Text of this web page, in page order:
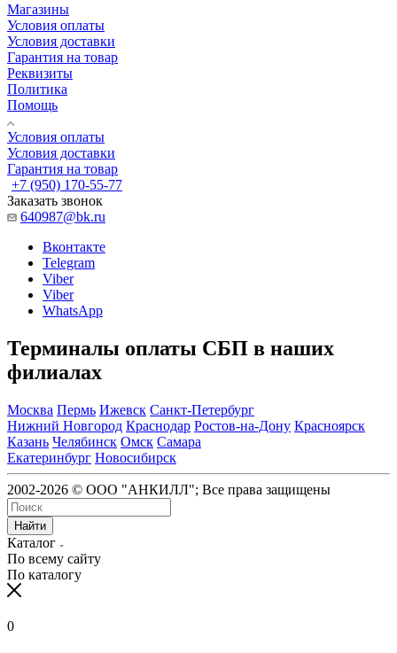
Магазины
Условия оплаты
Условия доставки
Гарантия на товар
Реквизиты
Политика
Помощь
Условия оплаты
Условия доставки
Гарантия на товар
+7 (950) 170-55-77
Заказать звонок
640987@bk.ru
Вконтакте
Telegram
Viber
Viber
WhatsApp
Терминалы оплаты СБП в наших
филиалах
Москва Пермь Ижевск Санкт-Петербург
Нижний Новгород Краснодар Ростов-на-Дону Красноярск
Казань Челябинск Омск Самара
Екатеринбург Новосибирск
2002-2026 © ООО "АНКИЛЛ"; Все права защищены
Найти
Каталог
По всему сайту
По каталогу
0